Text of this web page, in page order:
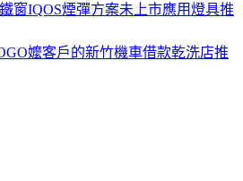
窗IQOS煙彈方案未上市應用燈具推
嬤客戶的新竹機車借款乾洗店推